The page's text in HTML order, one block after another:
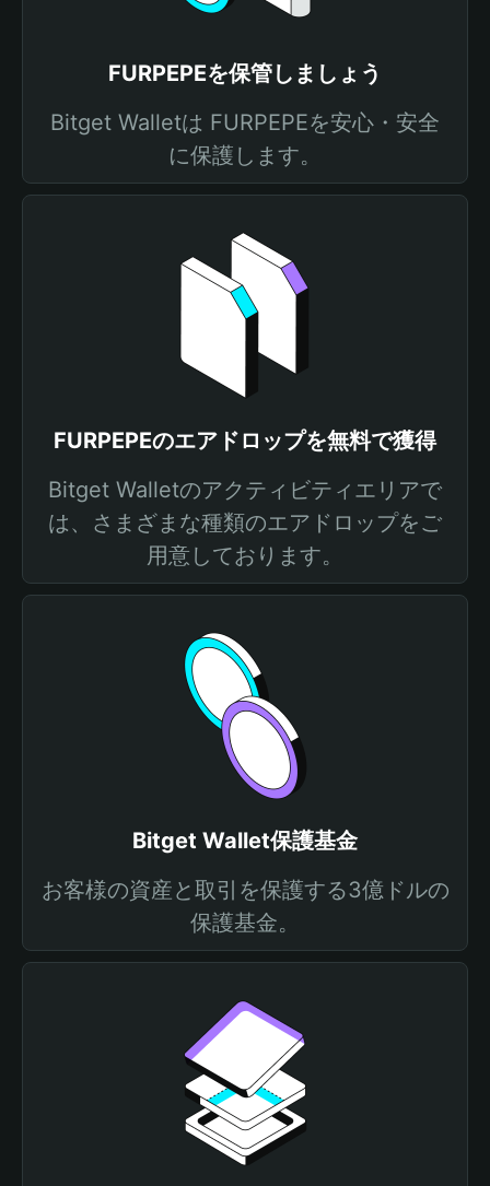
FURPEPEを保管しましょう
Bitget Walletは FURPEPEを安心・安全
に保護します。
FURPEPEのエアドロップを無料で獲得
Bitget Walletのアクティビティエリアで
は、さまざまな種類のエアドロップをご
用意しております。
Bitget Wallet保護基金
お客様の資産と取引を保護する3億ドルの
保護基金。